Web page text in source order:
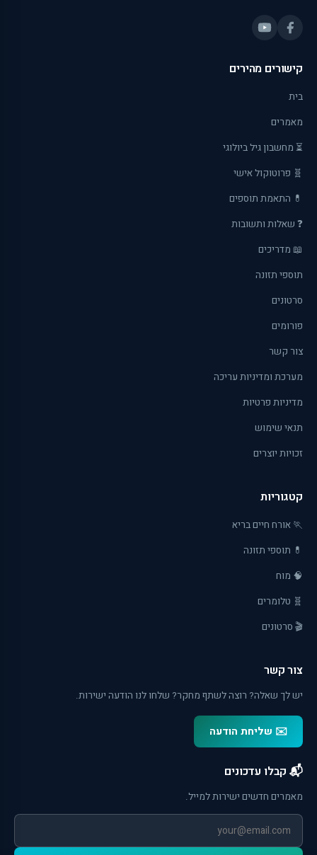
קישורים מהירים
בית
מאמרים
⏳ מחשבון גיל ביולוגי
🧬 פרוטוקול אישי
💊 התאמת תוספים
❓ שאלות ותשובות
📖 מדריכים
תוספי תזונה
סרטונים
פורומים
צור קשר
מערכת ומדיניות עריכה
מדיניות פרטיות
תנאי שימוש
זכויות יוצרים
קטגוריות
🏃 אורח חיים בריא
💊 תוספי תזונה
🧠 מוח
🧬 טלומרים
🎬 סרטונים
צור קשר
יש לך שאלה? רוצה לשתף מחקר? שלחו לנו הודעה ישירות.
✉️ שליחת הודעה
📬 קבלו עדכונים
מאמרים חדשים ישירות למייל.